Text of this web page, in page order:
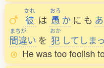
かれ
彼 は
おろ
愚 か に も
まちが
間違い を
おか
犯 してしま
He was too foolish